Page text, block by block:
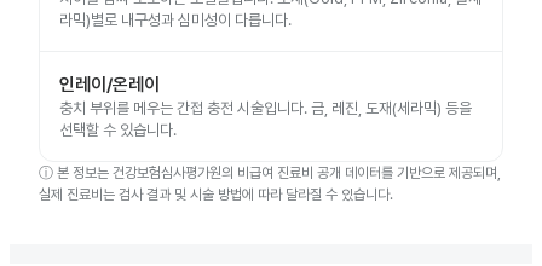
라믹)별로 내구성과 심미성이 다릅니다.
인레이/온레이
충치 부위를 메우는 간접 충전 시술입니다. 금, 레진, 도재(세라믹) 등을
선택할 수 있습니다.
ⓘ 본 정보는 건강보험심사평가원의 비급여 진료비 공개 데이터를 기반으로 제공되며,
실제 진료비는 검사 결과 및 시술 방법에 따라 달라질 수 있습니다.